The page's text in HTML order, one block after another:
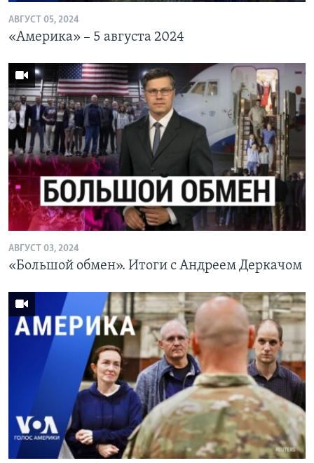
АВГУСТ 05, 2024
«Америка» – 5 августа 2024
АВГУСТ 03, 2024
«Большой обмен». Итоги с Андреем Деркачом